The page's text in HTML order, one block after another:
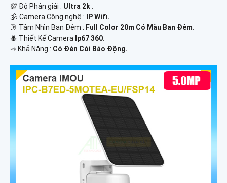
💯 Độ Phân giải : Ultra 2k .
🕉️ Camera Công nghệ :
IP Wifi.
🌛 Tầm Nhìn Ban Đêm : Full Color 20m Có Màu Ban Đêm.
🐜 Thiết Kế Camera Ip67 360.
️⇝ Khả Năng : Có Đèn Còi Báo Động.